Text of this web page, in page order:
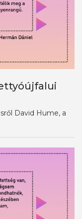
David Hume, a